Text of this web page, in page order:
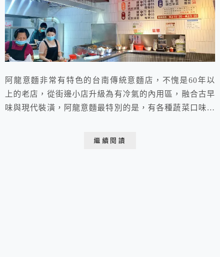
阿龍意麵非常有特色的台南傳統意麵店，不愧是60年以
上的老店，從街邊小店升級為有冷氣的內用區，融合古早
味與現代裝潢，阿龍意麵最特別的是，有各種蔬菜口味的
繼續閱讀